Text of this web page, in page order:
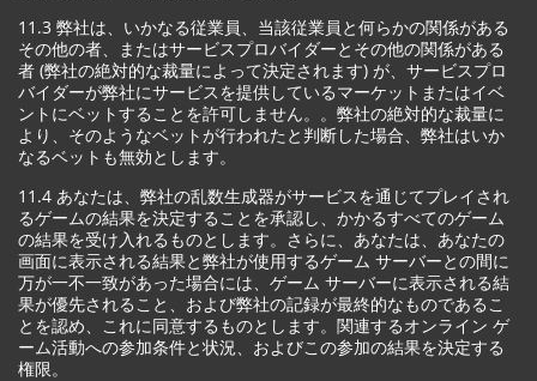
11.3 弊社は、いかなる従業員、当該従業員と何らかの関係がある
その他の者、またはサービスプロバイダーとその他の関係がある
者 (弊社の絶対的な裁量によって決定されます) が、サービスプロ
バイダーが弊社にサービスを提供しているマーケットまたはイベ
ントにベットすることを許可しません。。弊社の絶対的な裁量に
より、そのようなベットが行われたと判断した場合、弊社はいか
なるベットも無効とします。
11.4 あなたは、弊社の乱数生成器がサービスを通じてプレイされ
るゲームの結果を決定することを承認し、かかるすべてのゲーム
の結果を受け入れるものとします。さらに、あなたは、あなたの
画面に表示される結果と弊社が使用するゲーム サーバーとの間に
万が一不一致があった場合には、ゲーム サーバーに表示される結
果が優先されること、および弊社の記録が最終的なものであるこ
とを認め、これに同意するものとします。関連するオンライン ゲ
ーム活動への参加条件と状況、およびこの参加の結果を決定する
権限。